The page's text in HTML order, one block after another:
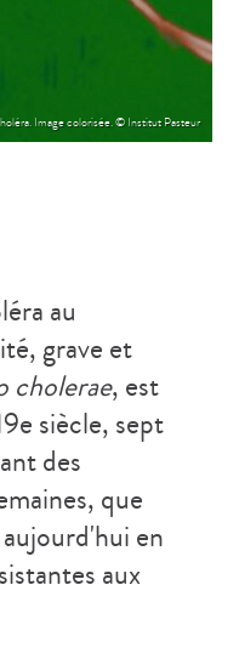
Image colorisée. © Institut Pasteur
au
grave et
cholerae, est
siècle, sept
des
que
en
aux